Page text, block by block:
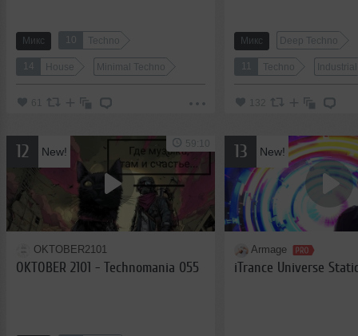
Микс 10 Techno
14 House Minimal Techno
61
Микс Deep Techno
11 Techno Industrial
132
12 New!
OKTOBER2101
OKTOBER 2101 - Technomania 055
59:10 13 New!
Armage
iTrance Universe